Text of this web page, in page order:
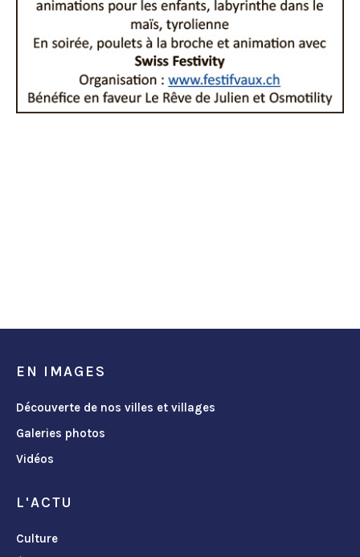
EN IMAGES
Découverte de nos villes et villages
Galeries photos
Vidéos
L'ACTU
Culture